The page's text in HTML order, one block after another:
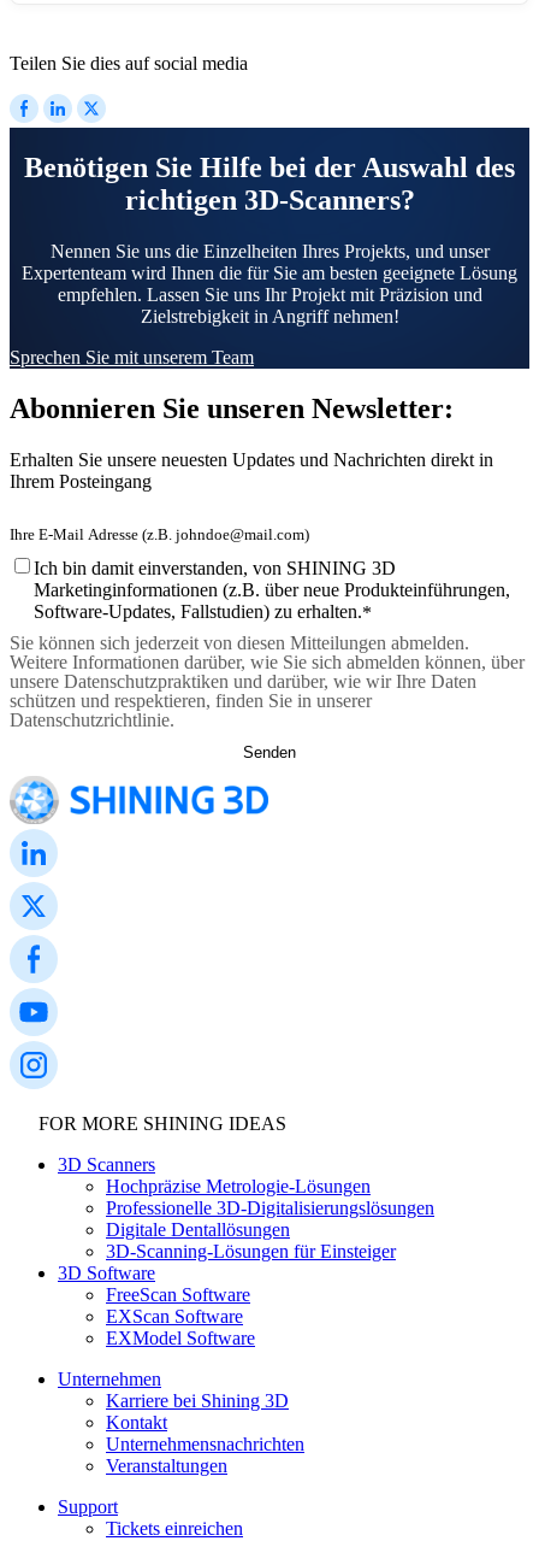
Teilen Sie dies auf social media
Benötigen Sie Hilfe bei der Auswahl des
richtigen 3D-Scanners?
Nennen Sie uns die Einzelheiten Ihres Projekts, und unser
Expertenteam wird Ihnen die für Sie am besten geeignete Lösung
empfehlen. Lassen Sie uns Ihr Projekt mit Präzision und
Zielstrebigkeit in Angriff nehmen!
Sprechen Sie mit unserem Team
Abonnieren Sie unseren Newsletter:
Erhalten Sie unsere neuesten Updates und Nachrichten direkt in
Ihrem Posteingang
Ich bin damit einverstanden, von SHINING 3D
Marketinginformationen (z.B. über neue Produkteinführungen,
Software-Updates, Fallstudien) zu erhalten.*
Sie können sich jederzeit von diesen Mitteilungen abmelden.
Weitere Informationen darüber, wie Sie sich abmelden können, über
unsere Datenschutzpraktiken und darüber, wie wir Ihre Daten
schützen und respektieren, finden Sie in unserer
Datenschutzrichtlinie.
FOR MORE SHINING IDEAS
3D Scanners
Hochpräzise Metrologie-Lösungen
Professionelle 3D-Digitalisierungslösungen
Digitale Dentallösungen
3D-Scanning-Lösungen für Einsteiger
3D Software
FreeScan Software
EXScan Software
EXModel Software
Unternehmen
Karriere bei Shining 3D
Kontakt
Unternehmensnachrichten
Veranstaltungen
Support
Tickets einreichen